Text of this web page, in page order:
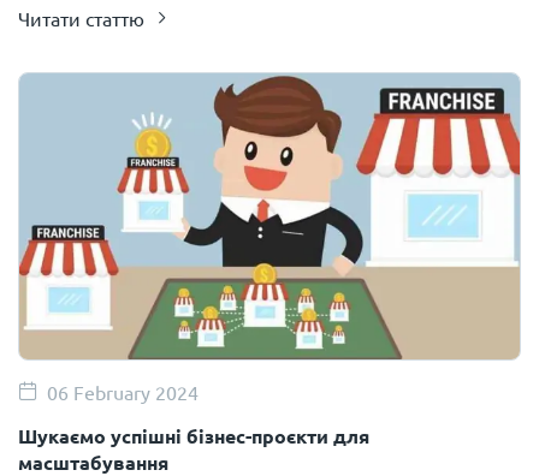
Читати статтю
06 February 2024
Шукаємо успішні бізнес-проєкти для
масштабування